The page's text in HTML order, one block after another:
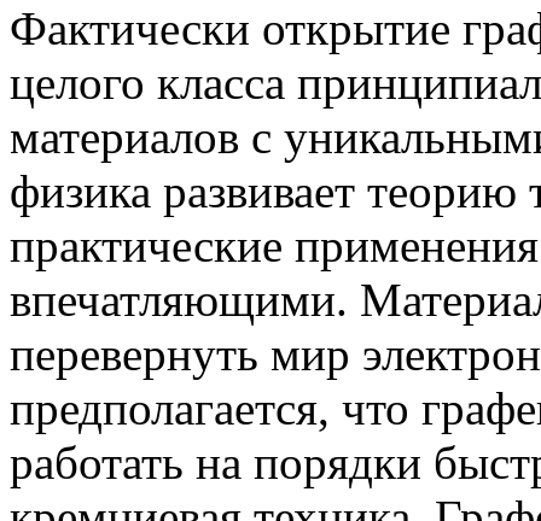
Фактически открытие
целого класса
материалов с
физика развивает теорию
практические
впечатляющими.
перевернуть мир
предполагается, что
работать на порядки